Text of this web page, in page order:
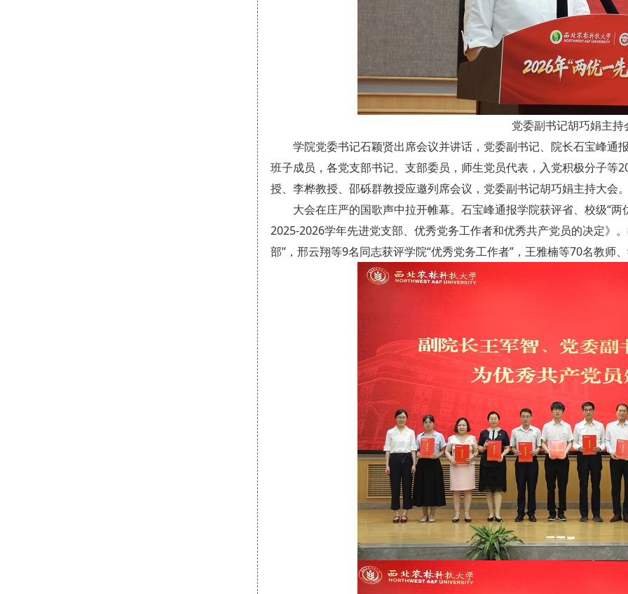
党委副书记胡巧娟主持
学院党委书记石颖贤出席会议并讲话，党委副书记、院长石宝峰通
班子成员，各党支部书记、支部委员，师生党员代表，入党积极分子等
授、李桦教授、邵砾群教授应邀列席会议，党委副书记胡巧娟主持大会
大会在庄严的国歌声中拉开帷幕。石宝峰通报学院获评省、校级“
2025-2026学年先进党支部、优秀党务工作者和优秀共产党员的决定》
部”，邢云翔等9名同志获评学院“优秀党务工作者”，王雅楠等70名教师